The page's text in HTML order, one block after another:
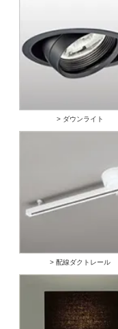
> ダウンライト
> 配線ダクトレール